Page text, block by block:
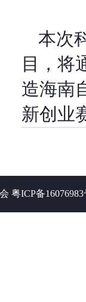
本次
目，将
造海南
新创业
粤ICP备16076983